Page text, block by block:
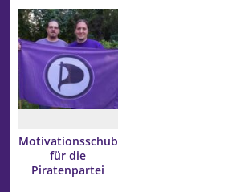
Motivationsschub
für die
Piratenpartei